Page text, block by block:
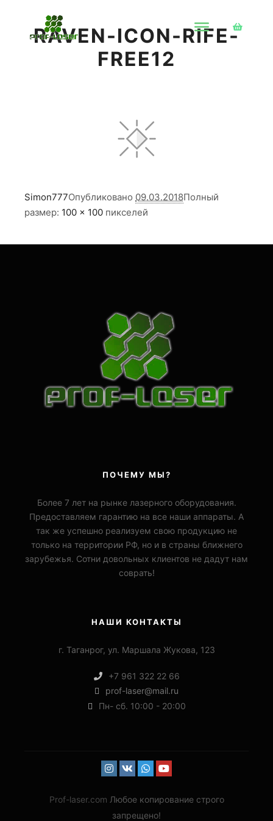
RAVEN-ICON-RIFE-
FREE12
Simon777Опубликовано 09.03.2018Полный
размер: 100 × 100 пикселей
ПОЧЕМУ МЫ?
Более 7 лет на рынке лазерного оборудования.
Предоставляем гарантию на все наши аппараты. А
так же успешно реализуем свою продукцию не
только на территории РФ, но и в страны ближнего
зарубежья. Сотни довольных клиентов не дадут нам
соврать!
НАШИ КОНТАКТЫ
г. Таганрог, ул. Маршала Жукова, 123
+7 961 322 22 66
prof-laser@mail.ru
Пн- сб. 10:00 - 20:00
Prof-laser.com Любое копирование строго
запрещено!